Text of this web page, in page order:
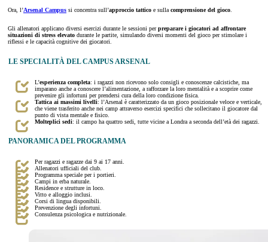
Ora, l’Arsenal Campus si concentra sull’approccio tattico e sullacomprensione del gioco.
Gli allenatori applicano diversi esercizi durante le sessioni perpreparare i giocatori ad affrontare
situazioni di stress elevato durante le partite, simulando diversi momenti del gioco per stimolare i
riflessi e le capacità cognitive dei giocatori.
LE SPECIALITÀ DEL CAMPUS ARSENAL
L’esperienza completa: i ragazzi non ricevono solo consigli e conoscenze calcistiche, ma
imparano anche a conoscere l’alimentazione, a rafforzare la loro mentalità e a scoprire come
prevenire gli infortuni per prendersi cura della loro condizione fisica.
Tattica ai massimi livelli: l’Arsenal è caratterizzato da un gioco posizionale veloce e verticale,
che viene trasferito anche nei camp attraverso esercizi specifici che sollecitano il giocatore dal
punto di vista mentale e fisico.
Molteplici sedi: il campo ha quattro sedi, tutte vicine a Londra a seconda dell’età dei ragazzi.
PANORAMICA DEL PROGRAMMA
Per ragazzi e ragazze dai 9 ai 17 anni.
Allenatori ufficiali del club.
Programma speciale per i portieri.
Campi in erba naturale.
Residence e strutture in loco.
Vitto e alloggio inclusi.
Corsi di lingua disponibili.
Prevenzione degli infortuni.
Consulenza psicologica e nutrizionale.